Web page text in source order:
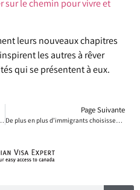
sur le chemin pour vivre et
leurs nouveaux chapitres
les autres à rêver
qui se présentent à eux.
chance de retrouver le bonheur
Page Suivante
De plus en plus d’immigrants choisissent de vivre au Québec à long terme